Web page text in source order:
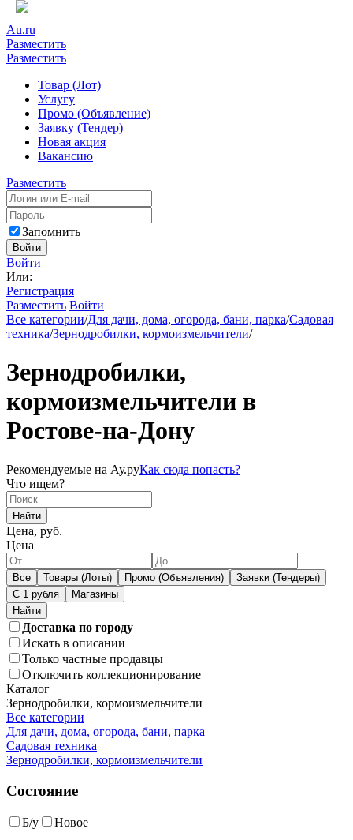
Au.ru
Разместить
Разместить
Товар (Лот)
Услугу
Промо (Объявление)
Заявку (Тендер)
Новая акция
Вакансию
Разместить
Запомнить
Войти
Войти
Или:
Регистрация
Разместить Войти
Все категории/Для дачи, дома, огорода, бани, парка/Садовая
техника/Зернодробилки, кормоизмельчители/
Зернодробилки,
кормоизмельчители в
Ростове-на-Дону
Рекомендуемые на Ау.руКак сюда попасть?
Что ищем?
Найти
Цена, руб.
Цена
Все Товары (Лоты) Промо (Объявления)
Заявки (Тендеры)
С 1 рубля
Магазины
Доставка по городу
Искать в описании
Только частные продавцы
Отключить коллекционирование
Каталог
Зернодробилки, кормоизмельчители
Все категории
Для дачи, дома, огорода, бани, парка
Садовая техника
Зернодробилки, кормоизмельчители
Состояние
Б/у Новое